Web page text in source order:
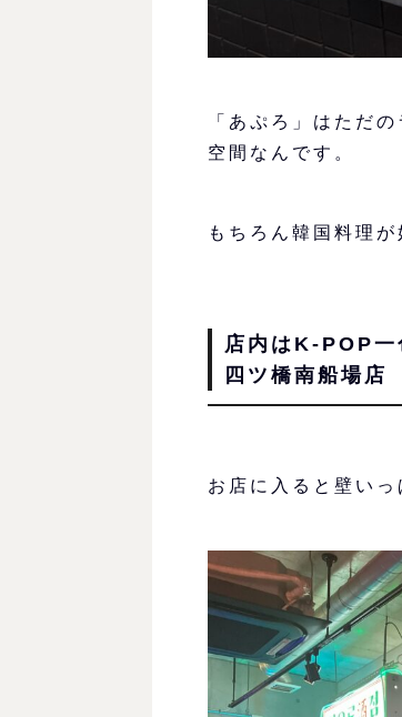
「あぷろ」はただ
空間なんです。
もちろん韓国料理
店内はK-POP一
四ツ橋南船場店
お店に入ると壁い